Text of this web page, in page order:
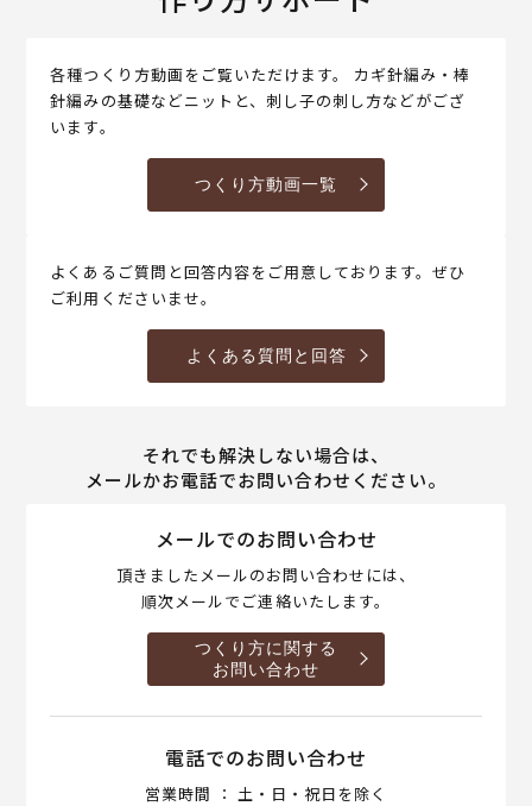
各種つくり方動画をご覧いただけます。 カギ針編み・棒
針編みの基礎などニットと、刺し子の刺し方などがござ
います。
つくり方動画一覧
よくあるご質問と回答内容をご用意しております。ぜひ
ご利用くださいませ。
よくある質問と回答
それでも解決しない場合は、
メールかお電話でお問い合わせください。
メールでのお問い合わせ
頂きましたメールのお問い合わせには、
順次メールでご連絡いたします。
つくり方に関する
お問い合わせ
電話でのお問い合わせ
営業時間 ： 土・日・祝日を除く